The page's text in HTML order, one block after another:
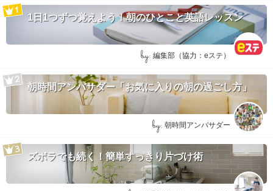
1日1つずつ覚えよう！朝のひとこと英語レッスン
by: 編集部（協力：eステ）
朝時間アンバサダー「お気に入りの朝の過ごし方」
by: 朝時間アンバサダー
ズボラでも続く！簡単すっきり片づけ術